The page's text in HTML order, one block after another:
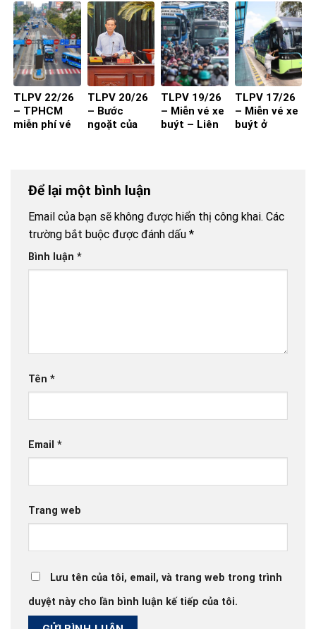
kiểm?
Dựng đến
các DN/HTX
2027 đạt
hiệu quả?
kèm chất
lượng và
thuận tiện
TLPV 22/26
– TPHCM
miễn phí vé
buýt đột
TLPV 20/26
– Bước
ngoặt của
TLPV 19/26
– Miễn vé xe
buýt – Liên
TLPV 17/26
– Miễn vé xe
buýt ở
Để lại một bình luận
Email của bạn sẽ không được hiển thị công khai. Các
trường bắt buộc được đánh dấu *
Bình luận *
Tên *
Email *
Trang web
Lưu tên của tôi, email, và trang web trong trình
duyệt này cho lần bình luận kế tiếp của tôi.